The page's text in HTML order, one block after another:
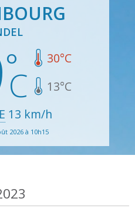
30°C
13°C
13 km/h
2026 à 10h15